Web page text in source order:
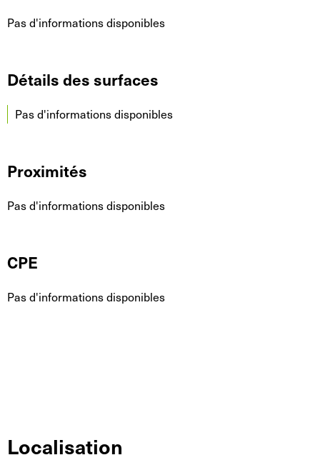
Pas d'informations disponibles
Détails des surfaces
Pas d'informations disponibles
Proximités
Pas d'informations disponibles
CPE
Pas d'informations disponibles
Localisation